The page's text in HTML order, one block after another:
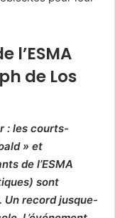
l’ESMA
de Los
: les courts-
» et
de l’ESMA
sont
Un record jusque-